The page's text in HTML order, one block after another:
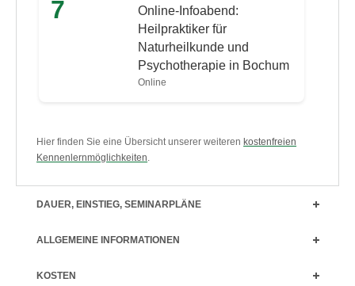
7
Online-Infoabend:
Heilpraktiker für
Naturheilkunde und
Psychotherapie in Bochum
Online
Hier finden Sie eine Übersicht unserer weiteren kostenfreien
Kennenlernmöglichkeiten.
DAUER, EINSTIEG, SEMINARPLÄNE
ALLGEMEINE INFORMATIONEN
KOSTEN